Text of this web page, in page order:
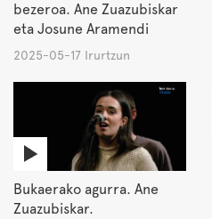
bezeroa. Ane Zuazubiskar
eta Josune Aramendi
2025-05-17 Irurtzun
Bukaerako agurra. Ane
Zuazubiskar.